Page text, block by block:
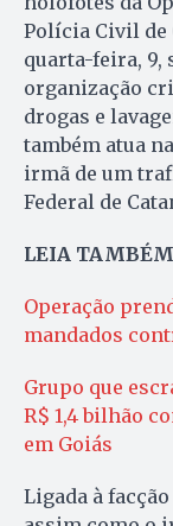
Polícia Civil de
quarta-feira, 9,
organização
drogas e
também atua
irmã de um
Federal de
LEIA TAMBÉM
Operação
mandados
Grupo que
R$ 1,4 bilhão
em Goiás
Ligada à